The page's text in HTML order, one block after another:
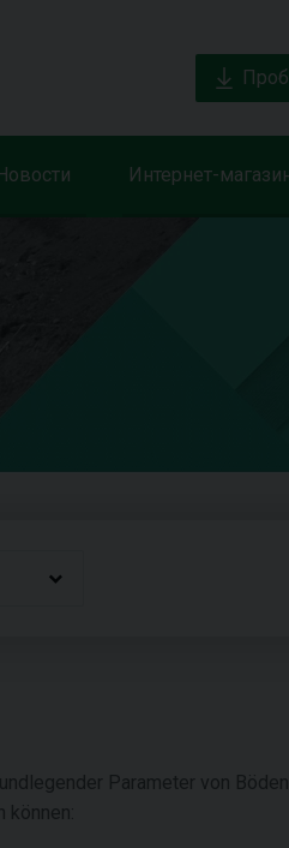
Интернет-
Parameter von